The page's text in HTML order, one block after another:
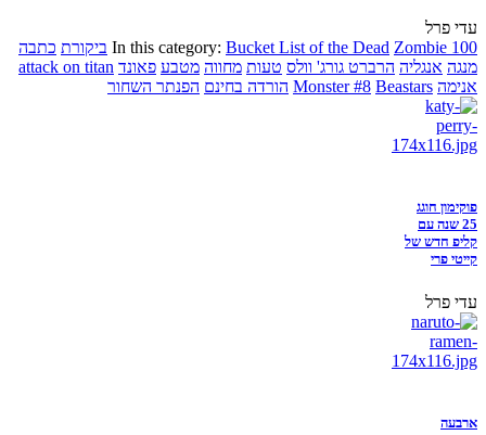
עדי פרל
In this category: Bucket List of the Dead Zombie 100 ביקורת כתבה
מנגה אנגליה הרברט גורג' וולס טעות מחווה מטבע פאונד attack on titan
אנימה
Monster #8 Beastars הורדה בחינם הפנתר השחור
פוקימון חוגג
25 שנה עם
קליפ חדש של
קייטי פרי
עדי פרל
ארבעה